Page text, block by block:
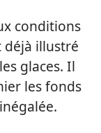
conditions
déjà illustré
glaces. Il
les fonds